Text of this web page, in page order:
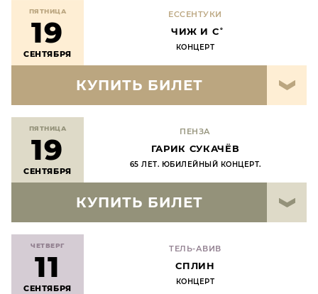
ПЯТНИЦА
19
СЕНТЯБРЯ
ЕССЕНТУКИ
ЧИЖ И С˚
КОНЦЕРТ
КУПИТЬ БИЛЕТ
ПЯТНИЦА
19
СЕНТЯБРЯ
ПЕНЗА
ГАРИК СУКАЧЁВ
65 ЛЕТ. ЮБИЛЕЙНЫЙ КОНЦЕРТ.
КУПИТЬ БИЛЕТ
ЧЕТВЕРГ
11
СЕНТЯБРЯ
ТЕЛЬ-АВИВ
СПЛИН
КОНЦЕРТ